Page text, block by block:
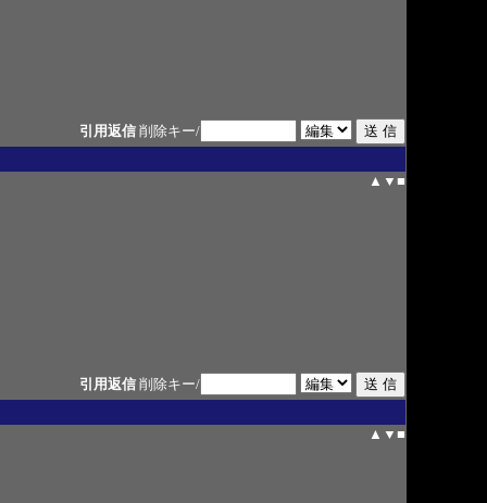
引用返信 削除キー/
▲ ▼ ■
引用返信 削除キー/
▲ ▼ ■